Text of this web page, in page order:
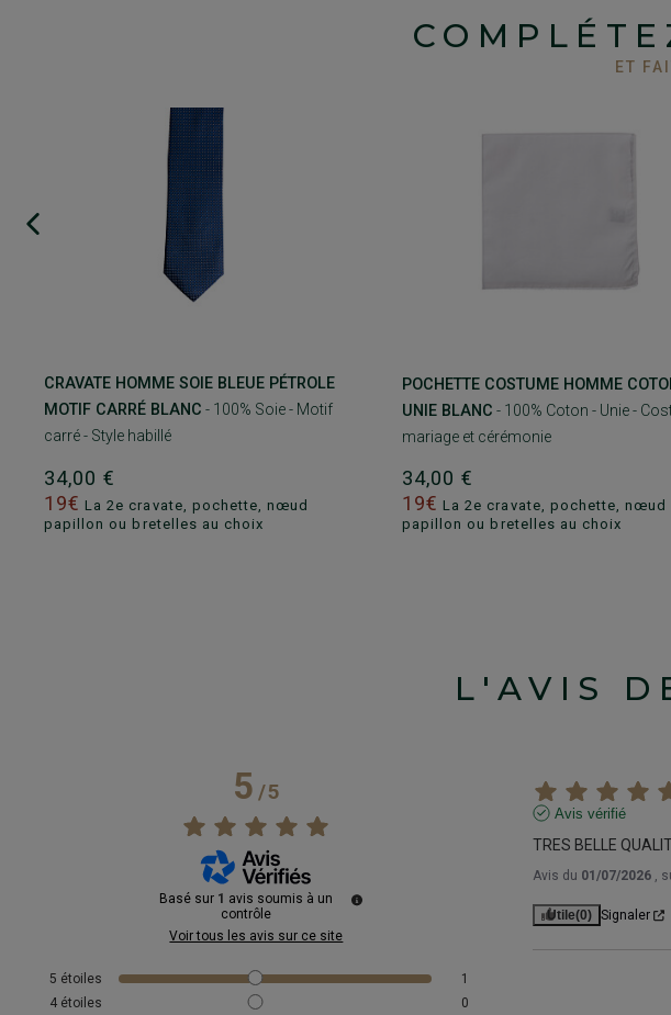
ET
CRAVATE HOMME SOIE BLEUE PÉTROLE
MOTIF CARRÉ BLANC - 100% Soie - Motif
carré - Style habillé
34,00 €
19€ La 2e cravate, pochette, nœud
papillon ou bretelles au choix
POCHETTE COSTUME HOMME
UNIE BLANC - 100% Coton - Unie -
mariage et cérémonie
34,00 €
19€ La 2e cravate, pochette, nœud
papillon ou bretelles au choix
L'AVIS
5/5
Basé sur 1 avis soumis à un
contrôle
Voir tous les avis sur ce site
5 étoiles
1
4 étoiles
0
Avis vérifié
TRES BELLE
Avis du 01/07/2026 ,
Utile(0) Signaler